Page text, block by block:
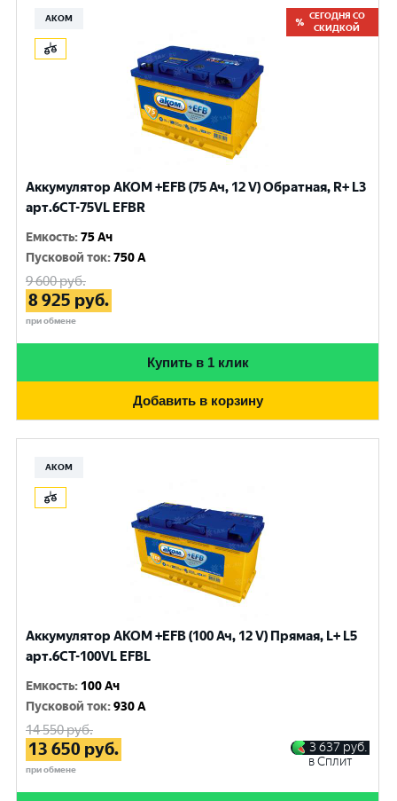
АКОМ
СЕГОДНЯ СО
СКИДКОЙ
Аккумулятор AKOM +EFB (75 Ач, 12 V) Обратная, R+ L3
арт.6СТ-75VL EFBR
Емкость:75 Ач
Пусковой ток:750 A
9 600руб.
8 925 руб.
при обмене
Купить в 1 клик
Добавить в корзину
АКОМ
Аккумулятор AKOM +EFB (100 Ач, 12 V) Прямая, L+ L5
арт.6СТ-100VL EFBL
Емкость: 100 Ач
Пусковой ток:930 A
14 550руб.
13 650 руб.
при обмене
3 637 руб.
в Сплит